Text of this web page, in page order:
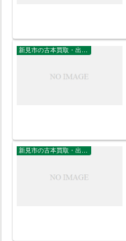
新見市の古本買取・出張買取